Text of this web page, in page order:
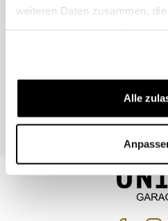
weiteren Daten zusammen,
Alle
Ich akzeptiere die